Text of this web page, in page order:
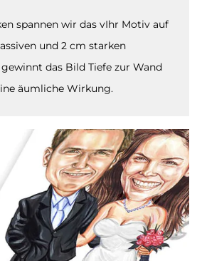
spannen wir das vIhr Motiv auf
und 2 cm starken
das Bild Tiefe zur Wand
äumliche Wirkung.